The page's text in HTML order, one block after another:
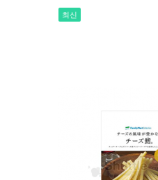
최신